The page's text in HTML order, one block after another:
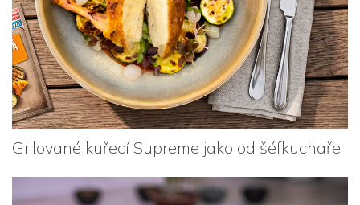
Grilované kuřecí Supreme jako od šéfkuchaře